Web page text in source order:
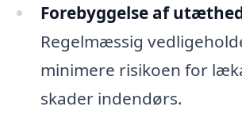
Forebyggelse af
Regelmæssig
minimere risikoen for
skader indendørs.